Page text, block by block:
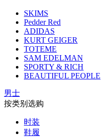
SKIMS
Pedder Red
ADIDAS
KURT GEIGER
TOTEME
SAM EDELMAN
SPORTY & RICH
BEAUTIFUL PEOPLE
男士
按类别选购
时装
鞋履